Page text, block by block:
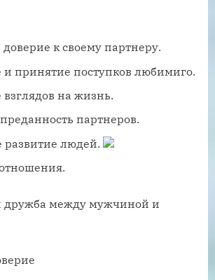
к своему партнеру.
принятие поступков любимиго.
на жизнь.
партнеров.
развитие людей.
дружба между мужчиной и